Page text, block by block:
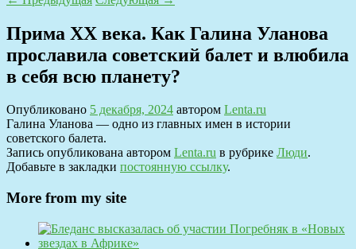
Прима ХХ века. Как Галина Уланова
прославила советский балет и влюбила
в себя всю планету?
Опубликовано 5 декабря, 2024 автором Lenta.ru
Галина Уланова — одно из главных имен в истории
советского балета.
Запись опубликована автором Lenta.ru в рубрике Люди.
Добавьте в закладки постоянную ссылку.
More from my site